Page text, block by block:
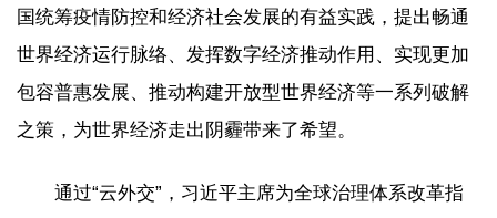
国统筹疫情防控和经济社会发展的有益实践，提出畅通
世界经济运行脉络、发挥数字经济推动作用、实现更加
包容普惠发展、推动构建开放型世界经济等一系列破解
之策，为世界经济走出阴霾带来了希望。
通过“云外交”，习近平主席为全球治理体系改革指